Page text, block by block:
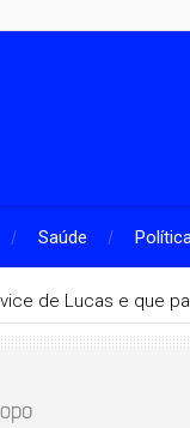
Saúde
de Lucas e que